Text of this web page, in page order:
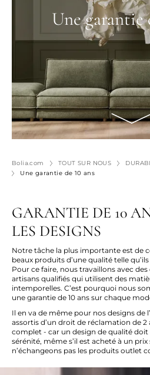
Une garantie
Bolia.com TOUT SUR NOUS
Une garantie de 10 ans
GARANTIE DE 10
LES DESIGNS
Notre tâche la plus importante est de
beaux produits d’une qualité telle
Pour ce faire, nous travaillons avec
artisans qualifiés qui utilisent des
intemporelles. C’est pourquoi nous
une garantie de 10 ans sur chaque
Il en va de même pour nos designs de
assortis d’un droit de réclamation de
complet - car un design de qualité
sérénité, même s’il est acheté à un
n’échangeons pas les produits outlet